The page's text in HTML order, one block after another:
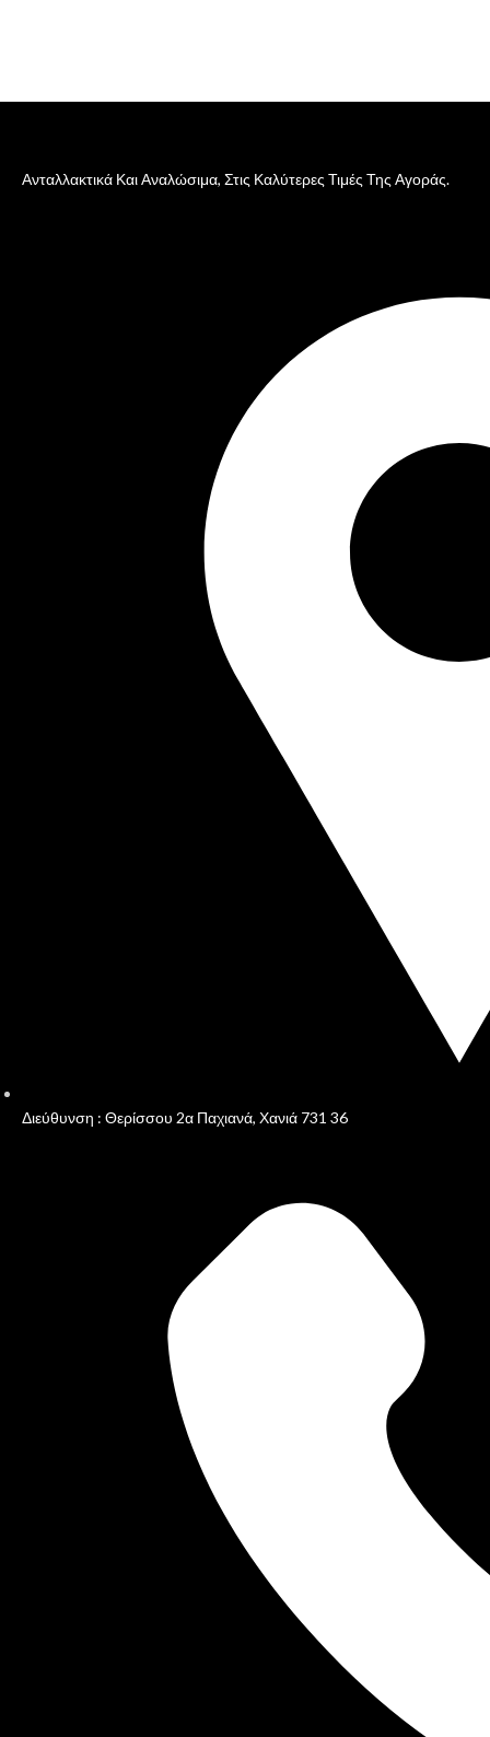
Ανταλλακτικά Και Αναλώσιμα, Στις Καλύτερες Τιμές Της Αγοράς.
Διεύθυνση : Θερίσσου 2α Παχιανά, Χανιά 731 36